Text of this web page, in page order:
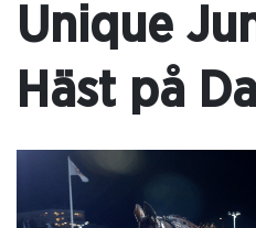
Unique
Häst på